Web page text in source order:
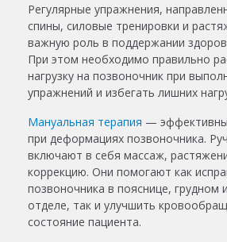
Регулярные упражнения,
спины, силовые тренировки и
важную роль в поддержании
При этом необходимо правильно
нагрузку на позвоночник при
упражнений и избегать лишних
Мануальная терапия —
при деформациях позвоночника.
включают в себя массаж,
коррекцию. Они помогают как
позвоночника в пояснице, грудном
отделе, так и улучшить
состояние пациента.